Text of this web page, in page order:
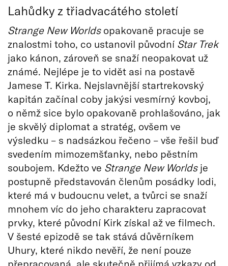
Lahůdky z třiadvacátého století
Strange New Worldsopakovaně pracuje se
znalostmi toho, co ustanovil původní Star Trek
jako kánon, zároveň se snaží neopakovat už
známé. Nejlépe je to vidět asi na postavě
Jamese T. Kirka. Nejslavnější startrekovský
kapitán začínal coby jakýsi vesmírný kovboj,
o němž sice bylo opakovaně prohlašováno, jak
je skvělý diplomat a stratég, ovšem ve
výsledku – s nadsázkou řečeno – vše řešil buď
svedením mimozemšťanky, nebo pěstním
soubojem. Kdežto ve Strange New Worldsje
postupně představován členům posádky lodi,
které má v budoucnu velet, a tvůrci se snaží
mnohem víc do jeho charakteru zapracovat
prvky, které původní Kirk získal až ve filmech.
V šesté epizodě se tak stává důvěrníkem
Uhury, které nikdo nevěří, že není pouze
přepracovaná, ale skutečně přijímá vzkazy od